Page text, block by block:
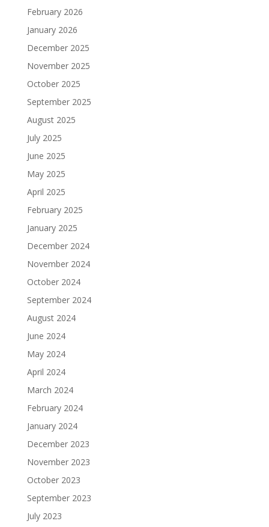
February 2026
January 2026
December 2025
November 2025
October 2025
September 2025
August 2025
July 2025
June 2025
May 2025
April 2025
February 2025
January 2025
December 2024
November 2024
October 2024
September 2024
August 2024
June 2024
May 2024
April 2024
March 2024
February 2024
January 2024
December 2023
November 2023
October 2023
September 2023
July 2023